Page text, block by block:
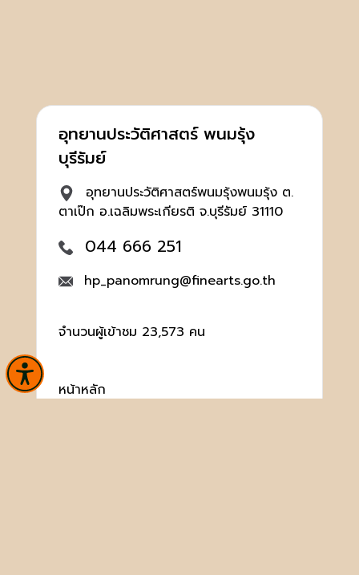
อุทยานประวัติศาสตร์ พนมรุ้ง
บุรีรัมย์
อุทยานประวัติศาสตร์พนมรุ้งพนมรุ้ง ต.
ตาเป๊ก อ.เฉลิมพระเกียรติ จ.บุรีรัมย์ 31110
044 666 251
hp_panomrung@finearts.go.th
จำนวนผู้เข้าชม 23,573 คน
หน้าหลัก